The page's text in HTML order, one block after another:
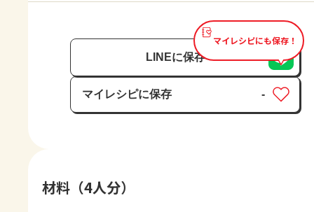
マイレシピにも保存！
LINEに保存
マイレシピに保存
保存済み
-
材料（4人分）